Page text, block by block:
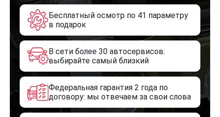
Бесплатный осмотр по 41 параметру
в подарок
В сети более 30 автосервисов:
выбирайте самый близкий
Федеральная гарантия 2 года по
договору: мы отвечаем за свои слова